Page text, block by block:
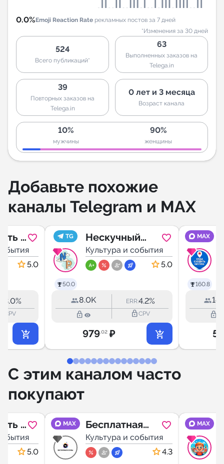
0.0%Emoji Reaction Rate рекламных постов за 7 дней
*Изменения за 30 дней
524
Всего публикаций*
63
Выполненных заказов на
Telega.in
39
Повторных заказов на
Telega.in
0 лет и 3 месяца
Возраст канала
10%
мужчины
90%
женщины
Добавьте похожие
каналы Telegram и MAX
в
5.0
3.0%
CPV
TG
50.0
Нескучный
Петербург
Культура и события
5.0
8.0K ERR:4.2%
lock_outline lock_outlineCPV
979.02 ₽
MAX
160.8
lock_outline
5
С этим каналом часто
покупают
в
5.0
MAX
Бесплатная
Москва |
Афиша Москвы
Культура и события
4.3
MAX